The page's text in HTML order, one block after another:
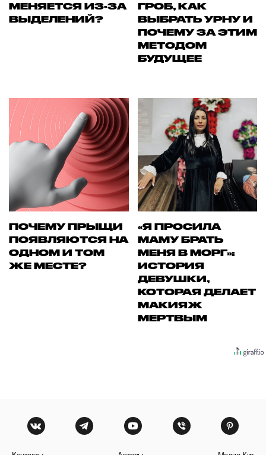
МЕНЯЕТСЯ ИЗ-ЗА
ВЫДЕЛЕНИЙ?
ГРОБ, КАК
ВЫБРАТЬ УРНУ И
ПОЧЕМУ ЗА ЭТИМ
МЕТОДОМ
БУДУЩЕЕ
ПОЧЕМУ ПРЫЩИ
ПОЯВЛЯЮТСЯ НА
ОДНОМ И ТОМ
ЖЕ МЕСТЕ?
«Я ПРОСИЛА
МАМУ БРАТЬ
МЕНЯ В МОРГ»:
ИСТОРИЯ
ДЕВУШКИ,
КОТОРАЯ ДЕЛАЕТ
МАКИЯЖ
МЕРТВЫМ